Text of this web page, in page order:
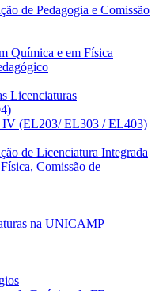
de Pedagogia e Comissão
Química e em Física
Licenciaturas
(EL203/ EL303 / EL403)
de Licenciatura Integrada
Comissão de
na UNICAMP